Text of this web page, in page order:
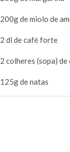
200g de miolo de
2 dl de café forte
2 colheres (sopa)
125g de natas